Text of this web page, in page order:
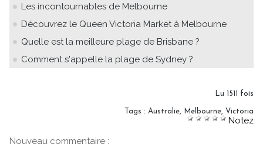
Les incontournables de Melbourne
Découvrez le Queen Victoria Market à Melbourne
Quelle est la meilleure plage de Brisbane ?
Comment s'appelle la plage de Sydney ?
Lu 1511 fois
Tags : Australie Melbourne Victoria
Notez
Nouveau commentaire :